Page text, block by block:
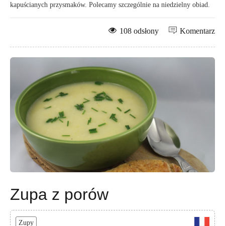
kapuścianych przysmaków. Polecamy szczególnie na niedzielny obiad.
Komentarz
108 odsłony
Zupa z porów
Zupy